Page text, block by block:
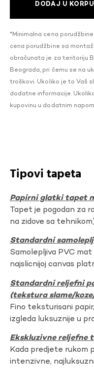
DODAJ U KORPU
*Minimalna cena
cena porudžbine sa
obračunata je za teritoriju
Beograda, pri čemu se na
troškovi. Ukoliko je to Vaš
dodatne informacije.
kupovinu u dodatnim
Tipovi tapeta
Papirni glatki tapet
Tapet je pogodan za
na zidove sa
Standardni
Samolepljiva PVC
najslicnijoj canvas
Standardni reljefni
(tekstura slame/
Fino teksturisani
izgleda luksuznije u
Ekskluzivne reljefne
Kada predjete rukom
intenzivne,